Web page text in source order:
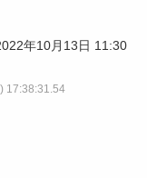
年10月13日 11:30
17:38:31.54